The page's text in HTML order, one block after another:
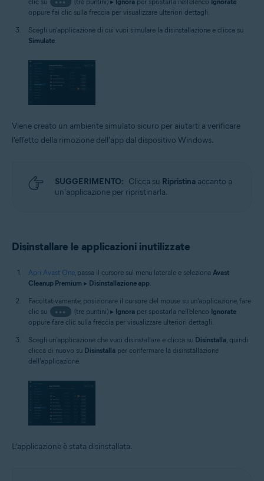
oppure fai clic sulla freccia per visualizzare ulteriori dettagli.
Scegli un'applicazione di cui vuoi simulare la disinstallazione e clicca su
Simulate.
Viene creato un ambiente simulato sicuro per aiutarti a verificare
l'effetto della rimozione dell'app dal dispositivo Windows.
SUGGERIMENTO: Clicca su Ripristina accanto a
un'applicazione per ripristinarla.
Disinstallare le applicazioni inutilizzate
Apri Avast One, passa il cursore sul menu laterale e seleziona Avast
Cleanup Premium ▸ Disinstallazione app.
Facoltativamente, posizionare il cursore del mouse su un'applicazione, fare
clic su
••• (tre puntini) ▸ Ignoraper spostarla nell'elenco Ignorate
oppure fare clic sulla freccia per visualizzare ulteriori dettagli.
Scegli un'applicazione che vuoi disinstallare e clicca su Disinstalla, quindi
clicca di nuovo su Disinstalla per confermare la disinstallazione
dell'applicazione.
L’applicazione è stata disinstallata.